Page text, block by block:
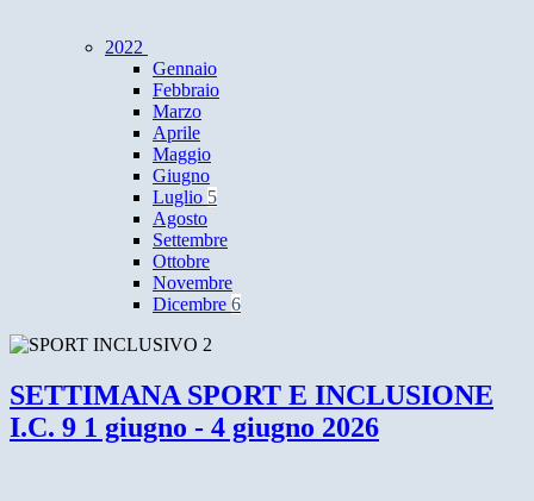
2022
Gennaio
Febbraio
Marzo
Aprile
Maggio
Giugno
Luglio 5
Agosto
Settembre
Ottobre
Novembre
Dicembre 6
SETTIMANA SPORT E INCLUSIONE
I.C. 9 1 giugno - 4 giugno 2026